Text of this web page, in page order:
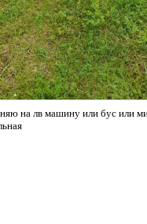
на лв машину или бус или